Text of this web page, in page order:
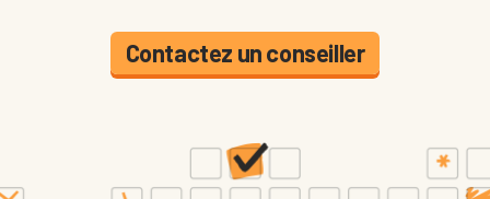
Contactez un conseiller